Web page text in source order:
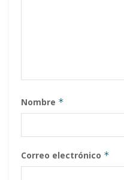
Nombre *
Correo electrónico *